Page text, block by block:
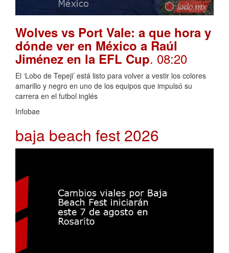
Wolves vs Port Vale: a que hora y
dónde ver en México a Raúl
Jiménez en la EFL Cup. 08:20
El ‘Lobo de Tepeji’ está listo para volver a vestir los colores
amarillo y negro en uno de los equipos que impulsó su
carrera en el futbol inglés
Infobae
baja beach fest 2026